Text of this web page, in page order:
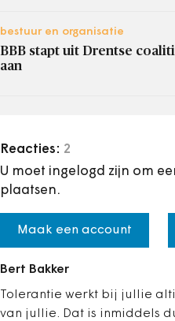
bestuur en organisatie
BBB stapt uit Drentse
aan
Reacties: 2
U moet ingelogd zijn om
plaatsen.
Maak een account
Bert Bakker
Tolerantie werkt bij jullie
van jullie. Dat is inmiddels